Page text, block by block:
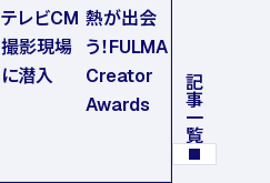
テレビCM
撮影現場
に潜入
熱が出会
う！FULMA
Creator
Awards
記事一覧